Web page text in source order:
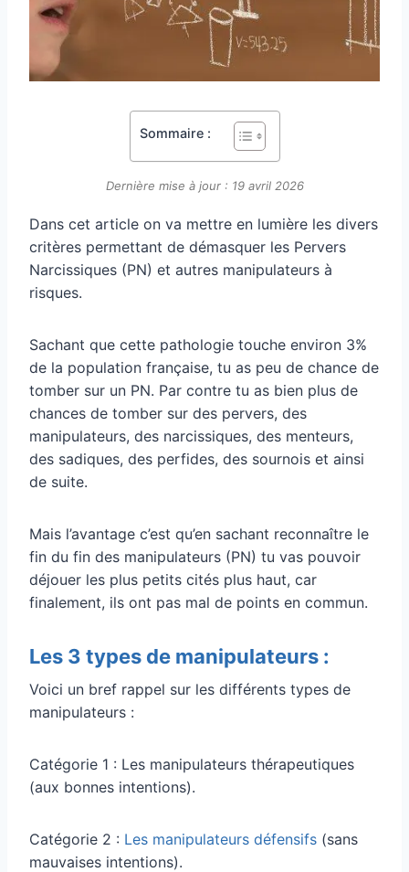
Sommaire :
Dernière mise à jour : 19 avril 2026
Dans cet article on va mettre en lumière les divers
critères permettant de démasquer les Pervers
Narcissiques (PN) et autres manipulateurs à
risques.
Sachant que cette pathologie touche environ 3%
de la population française, tu as peu de chance de
tomber sur un PN. Par contre tu as bien plus de
chances de tomber sur des pervers, des
manipulateurs, des narcissiques, des menteurs,
des sadiques, des perfides, des sournois et ainsi
de suite.
Mais l’avantage c’est qu’en sachant reconnaître le
fin du fin des manipulateurs (PN) tu vas pouvoir
déjouer les plus petits cités plus haut, car
finalement, ils ont pas mal de points en commun.
Les 3 types de manipulateurs :
Voici un bref rappel sur les différents types de
manipulateurs :
Catégorie 1 : Les manipulateurs thérapeutiques
(aux bonnes intentions).
Catégorie 2 : Les manipulateurs défensifs (sans
mauvaises intentions).